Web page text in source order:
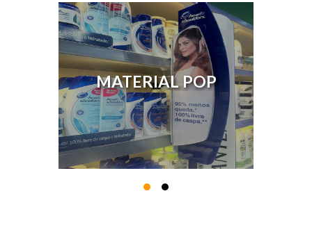
MATERIAL POP